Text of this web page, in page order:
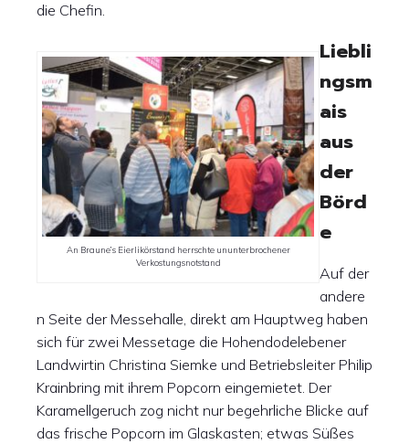
die Chefin.
An Braune’s Eierlikörstand herrschte ununterbrochener
Verkostungsnotstand
Liebli
ngsm
ais
aus
der
Börd
e
Auf der
andere
n Seite der Messehalle, direkt am Hauptweg haben
sich für zwei Messetage die Hohendodelebener
Landwirtin Christina Siemke und Betriebsleiter Philip
Krainbring mit ihrem Popcorn eingemietet. Der
Karamellgeruch zog nicht nur begehrliche Blicke auf
das frische Popcorn im Glaskasten; etwas Süßes